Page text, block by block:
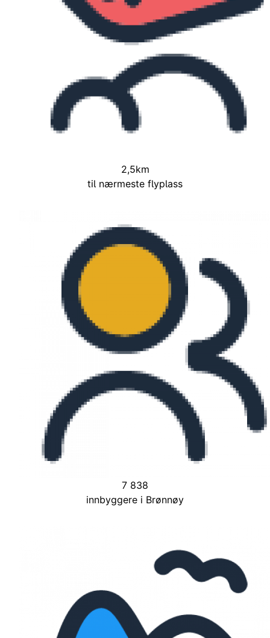
2,5km
til nærmeste flyplass
7 838
innbyggere i Brønnøy